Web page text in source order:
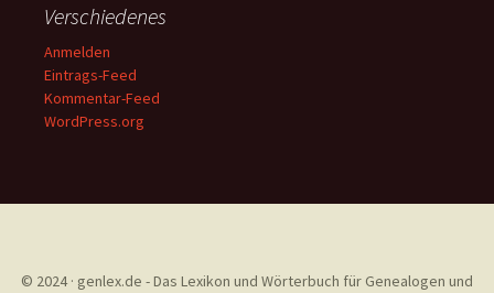
Verschiedenes
Anmelden
Eintrags-Feed
Kommentar-Feed
WordPress.org
© 2024 · genlex.de - Das Lexikon und Wörterbuch für Genealogen und